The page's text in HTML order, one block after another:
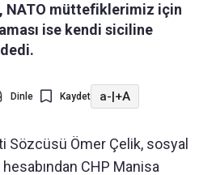
NATO müttefiklerimiz için
ise kendi siciline
Dinle Kaydet a-|+A
Sözcüsü Ömer Çelik, sosyal
CHP Manisa